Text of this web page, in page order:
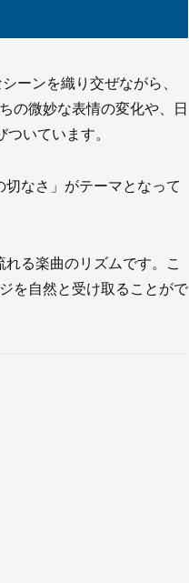
ーンを織り交ぜながら、
の微妙な表情の変化や、日
いています。
なさ」がテーマとなって
る楽曲のリズムです。こ
を自然と受け取ることがで